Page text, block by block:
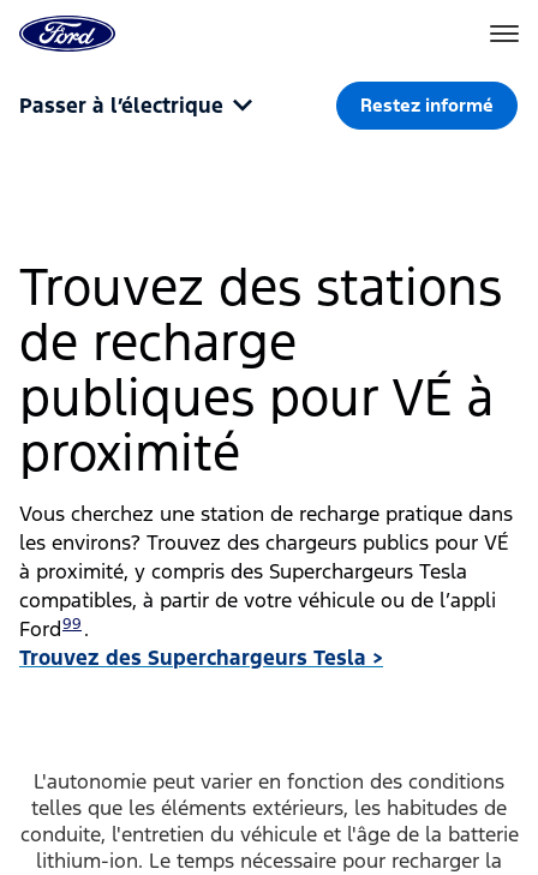
la
page
de
Ford
Passer à l’électrique Restez informé
Trouvez des stations
de recharge
publiques pour VÉ à
proximité
Vous cherchez une station de recharge pratique dans
les environs? Trouvez des chargeurs publics pour VÉ
à proximité, y compris des Superchargeurs Tesla
compatibles, à partir de votre véhicule ou de l’appli
Ford99 .
Trouvez des Superchargeurs Tesla >
L'autonomie peut varier en fonction des conditions
telles que les éléments extérieurs, les habitudes de
conduite, l'entretien du véhicule et l'âge de la batterie
lithium-ion. Le temps nécessaire pour recharger la